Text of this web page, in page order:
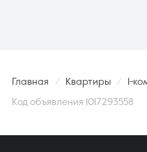
Главная Квартиры 1-
Код объявления 1017293558